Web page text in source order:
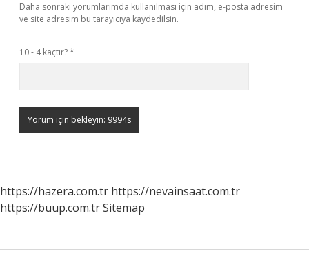
Daha sonraki yorumlarımda kullanılması için adım, e-posta adresim
ve site adresim bu tarayıcıya kaydedilsin.
10 - 4 kaçtır?*
https://hazera.com.tr https://nevainsaat.com.tr
https://buup.com.trSitemap